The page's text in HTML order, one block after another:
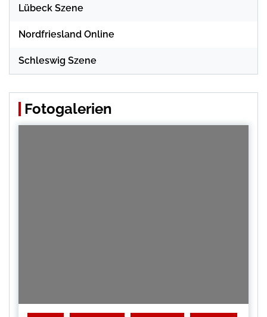
Lübeck Szene
Nordfriesland Online
Schleswig Szene
Fotogalerien